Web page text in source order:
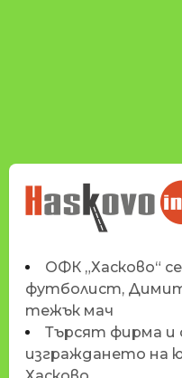
НОВИНИТЕ НА
HASKOVO.INFO
ОФК „Хасково“
футболист,
тежък мач
Търсят фирма и
изграждането на